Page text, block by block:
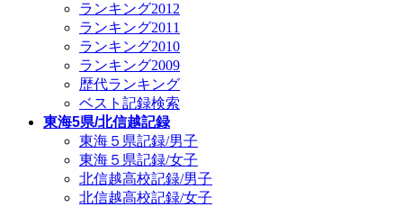
ランキング2012
ランキング2011
ランキング2010
ランキング2009
歴代ランキング
ベスト記録検索
東海5県/北信越記録
東海５県記録/男子
東海５県記録/女子
北信越高校記録/男子
北信越高校記録/女子